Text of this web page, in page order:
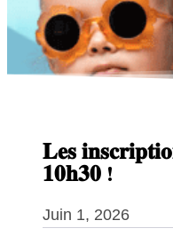
𝐋𝐞𝐬
𝟏𝟎𝐡𝟑𝟎 !
Juin 1, 2026